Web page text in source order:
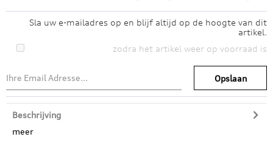
Sla uw e-mailadres op en blijf altijd op de hoogte van dit
artikel.
zodra het artikel weer op voorraad is
Opslaan
Beschrijving
meer